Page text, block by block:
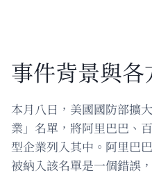
事件背景與各
本月八日，美國國防部擴
業」名單，將阿里巴巴、
型企業列入其中。阿里巴
被納入該名單是一個錯誤